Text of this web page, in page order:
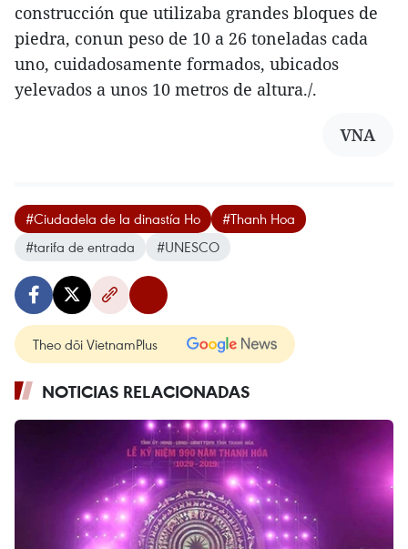
construcción que utilizaba grandes bloques de
piedra, conun peso de 10 a 26 toneladas cada
uno, cuidadosamente formados, ubicados
yelevados a unos 10 metros de altura./.
VNA
#Ciudadela de la dinastía Ho
#Thanh Hoa
#tarifa de entrada
#UNESCO
Theo dõi VietnamPlus
NOTICIAS RELACIONADAS